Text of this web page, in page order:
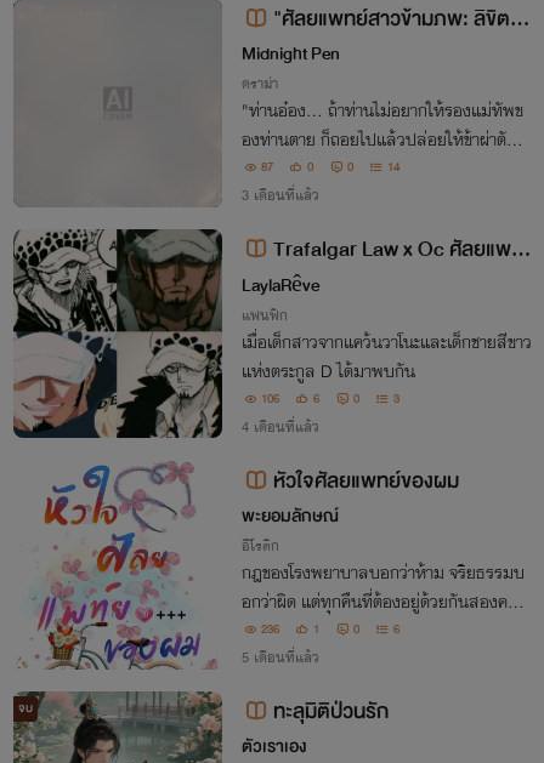
"ศัลยแพทย์สาวข้ามภพ: ลิขิตรั
กเลือดชโลมใจ"
Midnight Pen
ดราม่า
"ท่านอ๋อง... ถ้าท่านไม่อยากให้รองแม่ทัพข
องท่านตาย ก็ถอยไปแล้วปล่อยให้ข้าผ่าตัด!"
ต่อให้เขาจะเกลียดนางเข้าไส้ หรือมองนางเป็
นสายลับเลือดเย็น แต่วินาทีที่นางยื้อชีวิตคน
87 0 0 14
3 เดือนที่แล้ว
Trafalgar Law x Oc ศัลยแพท
ย์แห่งความตายกับนักดาบจอมวุ่น
LaylaRêve
แฟนฟิก
เมื่อเด็กสาวจากแคว้นวาโนะและเด็กชายสีขาว
แห่งตระกูล D ได้มาพบกัน
106 6 0 3
4 เดือนที่แล้ว
หัวใจศัลยแพทย์ของผม
พะยอมลักษณ์
อีโรติก
กฎของโรงพยาบาลบอกว่าห้าม จริยธรรมบ
อกว่าผิด แต่ทุกคืนที่ต้องอยู่ด้วยกันสองคน
ทั้งคู่รู้ดีว่า — มันสายเกินไปแล้ว
236 1 0 6
5 เดือนที่แล้ว
จบ ทะลุมิติป่วนรัก
ตัวเราเอง